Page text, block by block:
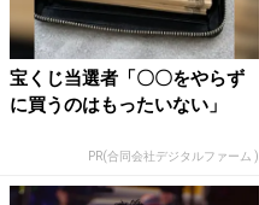
宝くじ当選者「〇〇をやらず
に買うのはもったいない」
PR(合同会社デジタルファーム )